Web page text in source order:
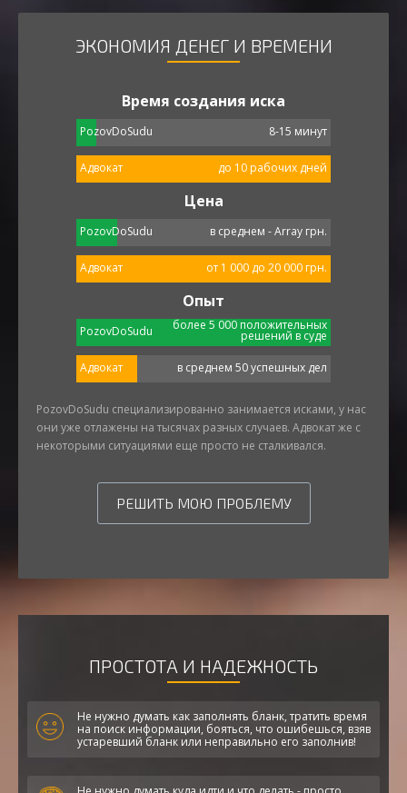
ЭКОНОМИЯ ДЕНЕГ И ВРЕМЕНИ
Время создания иска
PozovDoSudu 8-15 минут
Адвокат до 10 рабочих дней
Цена
PozovDoSudu в среднем - Array грн.
Адвокат от 1 000 до 20 000 грн.
Опыт
PozovDoSudu более 5 000 положительных
решений в суде
Адвокат в среднем 50 успешных дел
PozovDoSudu специализированно занимается исками, у нас
они уже отлажены на тысячах разных случаев. Адвокат же с
некоторыми ситуациями еще просто не сталкивался.
РЕШИТЬ МОЮ ПРОБЛЕМУ
ПРОСТОТА И НАДЕЖНОСТЬ
Не нужно думать как заполнять бланк, тратить время
на поиск информации, бояться, что ошибешься, взяв
устаревший бланк или неправильно его заполнив!